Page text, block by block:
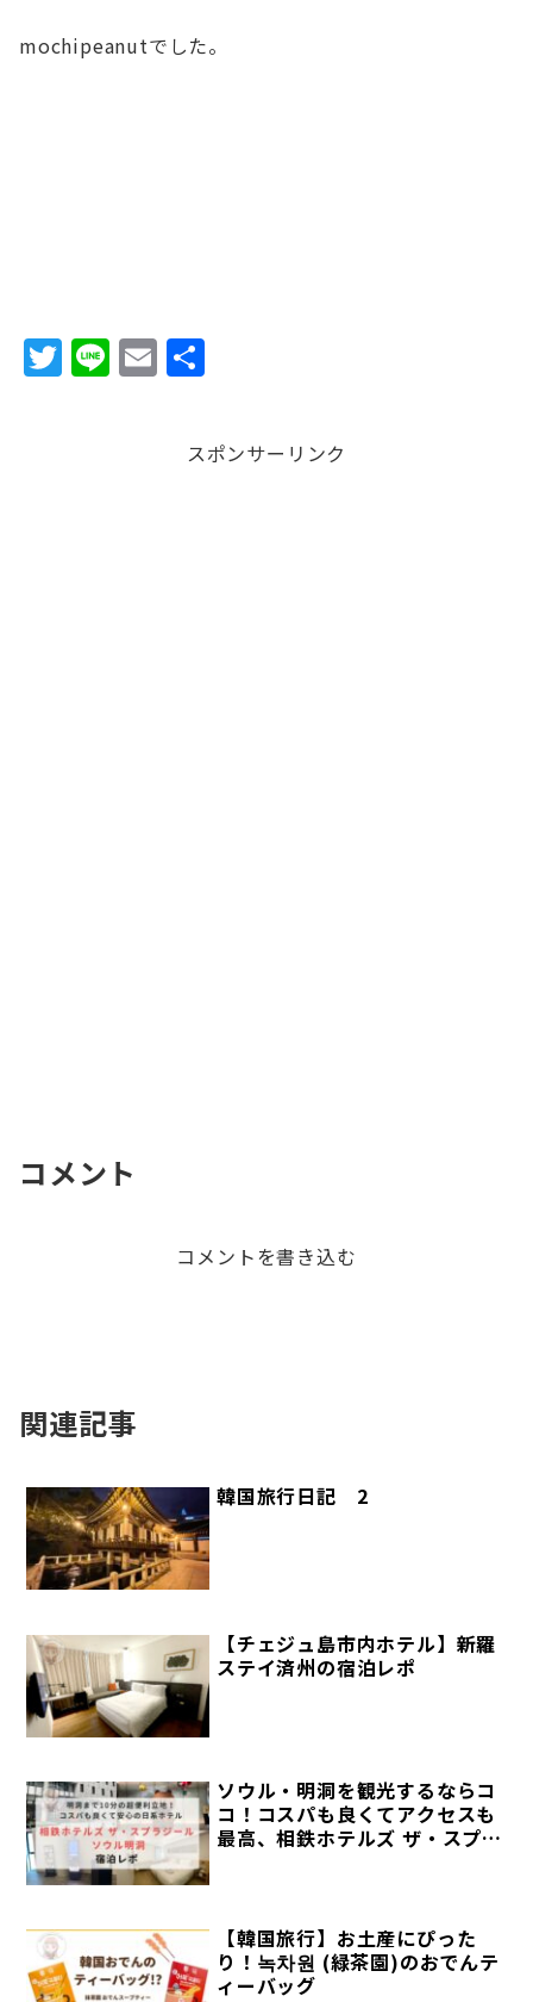
mochipeanutでした。
T
w
Li
n
E
m
aiスポンサーリンク
コメント
コメントを書き込む
関連記事
韓国旅行日記 2
【チェジュ島市内ホテル】新羅
ステイ済州の宿泊レポ
ソウル・明洞を観光するならコ
コ！コスパも良くてアクセスも
最高、相鉄ホテルズ ザ・スプラ
【韓国旅行】お土産にぴった
り！녹차원 (緑茶園)のおでんテ
ィーバッグ